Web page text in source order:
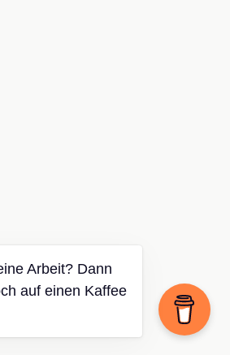
Arbeit? Dann
auf einen Kaffee